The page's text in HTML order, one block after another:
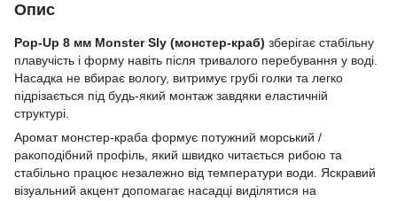
Опис
Pop-Up 8 мм Monster Sly (монстер-краб) зберігає стабільну
плавучість і форму навіть після тривалого перебування у воді.
Насадка не вбирає вологу, витримує грубі голки та легко
підрізається під будь-який монтаж завдяки еластичній
структурі.
Аромат монстер-краба формує потужний морський /
ракоподібний профіль, який швидко читається рибою та
стабільно працює незалежно від температури води. Яскравий
візуальний акцент допомагає насадці виділятися на